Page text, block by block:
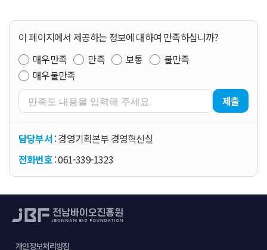
이 페이지에서 제공하는 정보에 대하여 만족하십니까?
매우만족
만족 보통
불만족
매우불만족
제출
담당부서: 경영기획본부 경영혁신실
전화번호: 061-339-1323
개인정보처리방침